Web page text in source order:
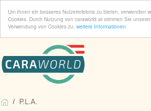
Um Ihnen ein besseres Nutzererlebnis zu bieten, verwenden
Cookies. Durch Nutzung von caraworld.at stimmen Sie unserer
Verwendung von Cookies zu. weitere Informationen
P.L.A.